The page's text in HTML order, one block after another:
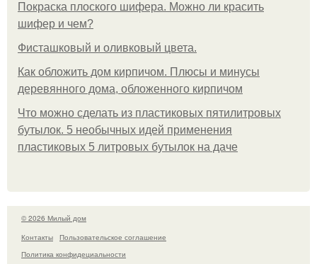
Покраска плоского шифера. Можно ли красить
шифер и чем?
Фисташковый и оливковый цвета.
Как обложить дом кирпичом. Плюсы и минусы
деревянного дома, обложенного кирпичом
Что можно сделать из пластиковых пятилитровых
бутылок. 5 необычных идей применения
пластиковых 5 литровых бутылок на даче
© 2026 Милый дом
Контакты
Пользовательское соглашение
Политика конфидециальности